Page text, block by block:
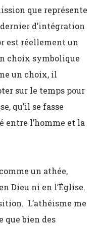
que représente
d’intégration
est réellement un
choix symbolique
un choix, il
sur le temps pour
qu’il se fasse
entre l’homme et la
un athée,
Dieu ni en l’Église.
L’athéisme me
que bien des